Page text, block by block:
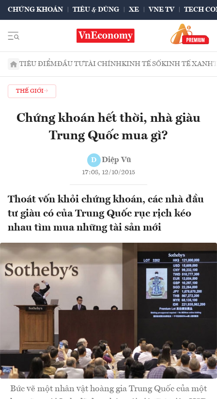
CHỨNG KHOÁN TIÊU & DÙNG XE VNE TV TECH
TIÊU ĐIỂMĐẦU TƯTÀI CHÍNHKINH TẾ SỐKINH TẾ XANH
THẾ GIỚI
Chứng khoán hết thời, nhà giàu
Trung Quốc mua gì?
D Diệp Vũ
17:08, 12/10/2015
Thoát vốn khỏi chứng khoán, các nhà đầu
tư giàu có của Trung Quốc rục rịch kéo
nhau tìm mua những tài sản mới
Bức vẽ một nhân vật hoàng gia Trung Quốc của một